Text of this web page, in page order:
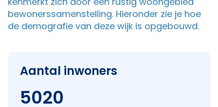
bewonerssamenstelling. Hieronder zie je hoe
de demografie van deze wijk is opgebouwd.
Aantal inwoners
5020